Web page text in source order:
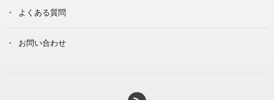
よくある質問
お問い合わせ